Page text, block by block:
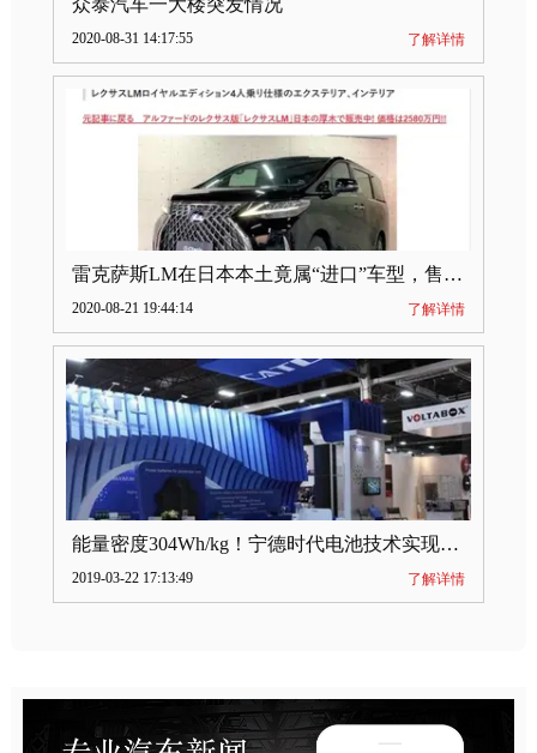
2020-08-31 14:17:55 了解详情
雷克萨斯LM在日本本土竟属“进口”车型，售价2580万日元
2020-08-21 19:44:14 了解详情
能量密度304Wh/kg！宁德时代电池技术实现突破
2019-03-22 17:13:49 了解详情